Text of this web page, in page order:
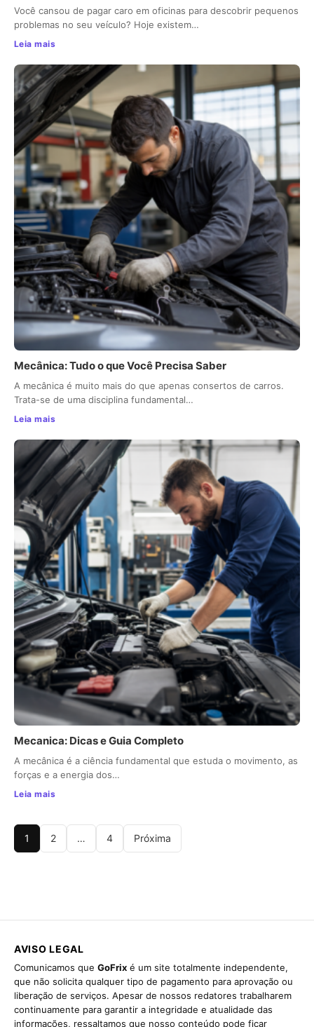
Você cansou de pagar caro em oficinas para descobrir pequenos
problemas no seu veículo? Hoje existem…
Leia mais
Mecânica: Tudo o que Você Precisa Saber
A mecânica é muito mais do que apenas consertos de carros.
Trata-se de uma disciplina fundamental…
Leia mais
Mecanica: Dicas e Guia Completo
A mecânica é a ciência fundamental que estuda o movimento, as
forças e a energia dos…
Leia mais
1 2 … 4 Próxima
AVISO LEGAL
Comunicamos que GoFrix é um site totalmente independente,
que não solicita qualquer tipo de pagamento para aprovação ou
liberação de serviços. Apesar de nossos redatores trabalharem
continuamente para garantir a integridade e atualidade das
informações, ressaltamos que nosso conteúdo pode ficar